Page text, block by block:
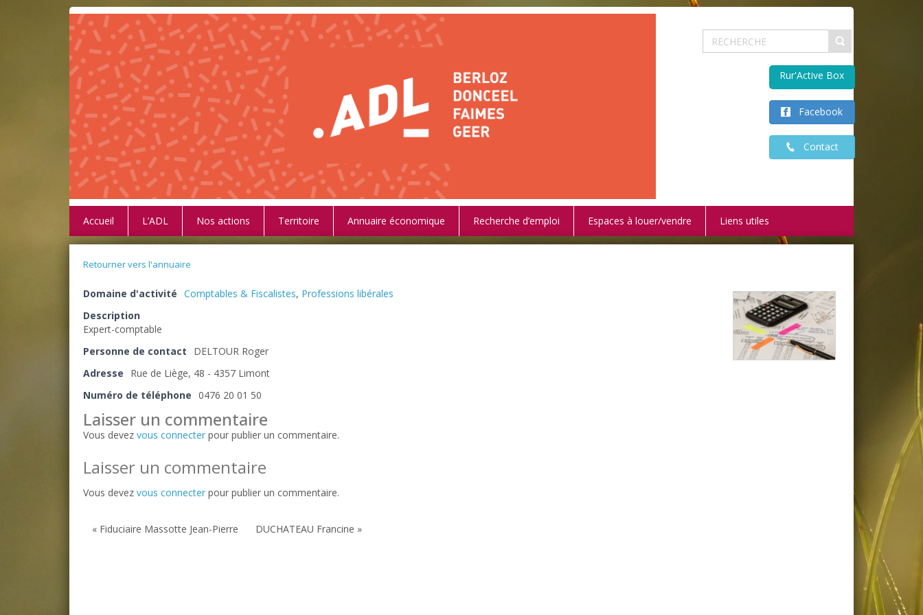
Facebook
Contact
Rur'Active Box
Accueil L’ADL Nos actions Territoire Annuaire économique Recherche d’emploi Espaces à louer/vendre Liens utiles
Retourner vers l'annuaire
Domaine d'activité Comptables & Fiscalistes, Professions libérales
Description
Expert-comptable
Personne de contact
DELTOUR Roger
Adresse
Rue de Liège, 48 - 4357 Limont
Numéro de téléphone 0476 20 01 50
Laisser un commentaire
Vous devez vous connecter pour publier un commentaire.
Laisser un commentaire
Vous devez vous connecter pour publier un commentaire.
« Fiduciaire Massotte Jean-Pierre DUCHATEAU Francine »